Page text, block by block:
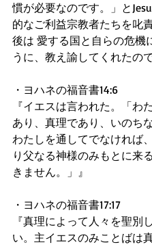
慣が必要なのです。」と
的なご利益宗教者たちを叱
後は 愛する国と自らの危機
うに、教え諭してくれたの
・ヨハネの福音書14:6
『イエスは言われた。「わ
あり、真理であり、いのち
わたしを通してでなければ
り父なる神様のみもとに来
きません。」』
・ヨハネの福音書17:17
『真理によって人々を聖別
い。主イエスのみことばは